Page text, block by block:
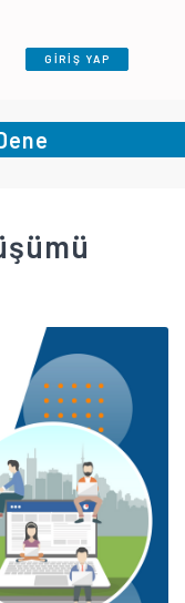
GİRİŞ YAP